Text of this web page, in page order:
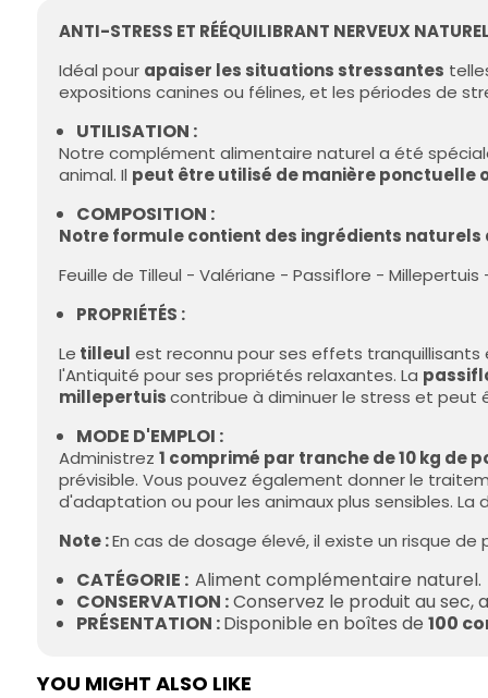
ANTI-STRESS ET RÉÉQUILIBRANT NERVEUX
Idéal pour apaiser les situations stressantes
expositions canines ou félines, et les périodes de
UTILISATION :
Notre complément alimentaire naturel a été
animal. Il peut être utilisé de manière ponctuelle
COMPOSITION :
Notre formule contient des ingrédients
Feuille de Tilleul - Valériane - Passiflore -
PROPRIÉTÉS :
Le tilleul est reconnu pour ses effets tranquillisants
l'Antiquité pour ses propriétés relaxantes. La
millepertuiscontribue à diminuer le stress et peut
MODE D'EMPLOI :
Administrez 1 comprimé par tranche de 10 kg de
prévisible. Vous pouvez également donner le
d'adaptation ou pour les animaux plus sensibles. La
Note :En cas de dosage élevé, il existe un risque
CATÉGORIE : Aliment complémentaire naturel.
CONSERVATION :Conservez le produit au sec,
PRÉSENTATION :Disponible en boîtes de 100
YOU MIGHT ALSO LIKE